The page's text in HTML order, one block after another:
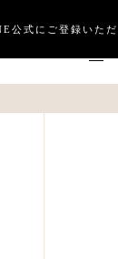
公式にご登録いただ